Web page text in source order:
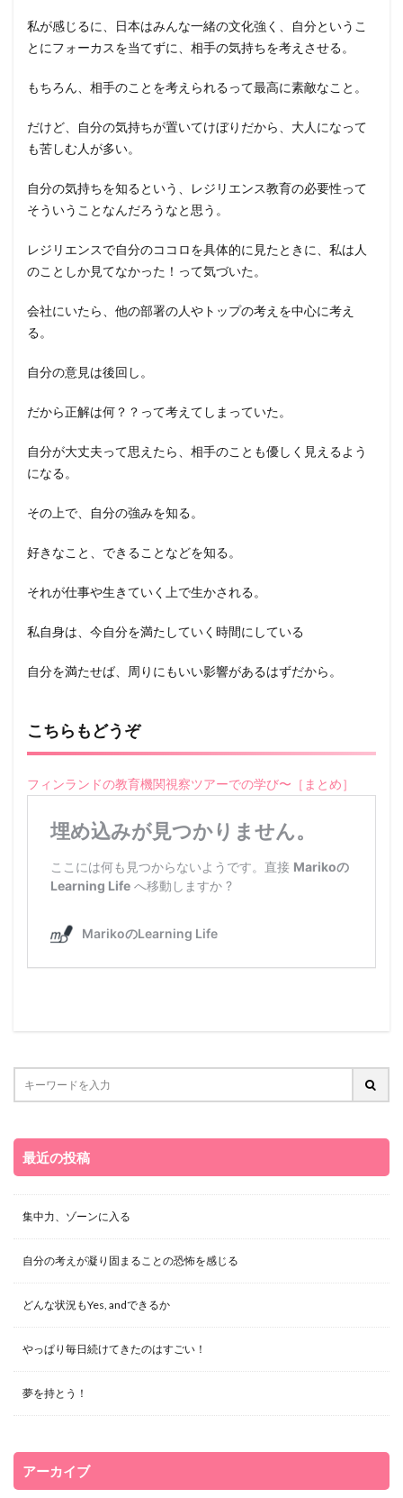
私が感じるに、日本はみんな一緒の文化強く、自分というこ
とにフォーカスを当てずに、相手の気持ちを考えさせる。
もちろん、相手のことを考えられるって最高に素敵なこと。
だけど、自分の気持ちが置いてけぼりだから、大人になって
も苦しむ人が多い。
自分の気持ちを知るという、レジリエンス教育の必要性って
そういうことなんだろうなと思う。
レジリエンスで自分のココロを具体的に見たときに、私は人
のことしか見てなかった！って気づいた。
会社にいたら、他の部署の人やトップの考えを中心に考え
る。
自分の意見は後回し。
だから正解は何？？って考えてしまっていた。
自分が大丈夫って思えたら、相手のことも優しく見えるよう
になる。
その上で、自分の強みを知る。
好きなこと、できることなどを知る。
それが仕事や生きていく上で生かされる。
私自身は、今自分を満たしていく時間にしている
自分を満たせば、周りにもいい影響があるはずだから。
こちらもどうぞ
フィンランドの教育機関視察ツアーでの学び〜［まとめ］
最近の投稿
集中力、ゾーンに入る
自分の考えが凝り固まることの恐怖を感じる
どんな状況もYes, andできるか
やっぱり毎日続けてきたのはすごい！
夢を持とう！
アーカイブ